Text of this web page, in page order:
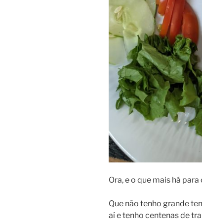
Ora, e o que mais há
Que não tenho grande
aí e tenho centenas de